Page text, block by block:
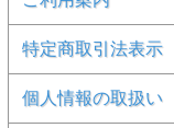
特定商取引法表示
個人情報の取扱い